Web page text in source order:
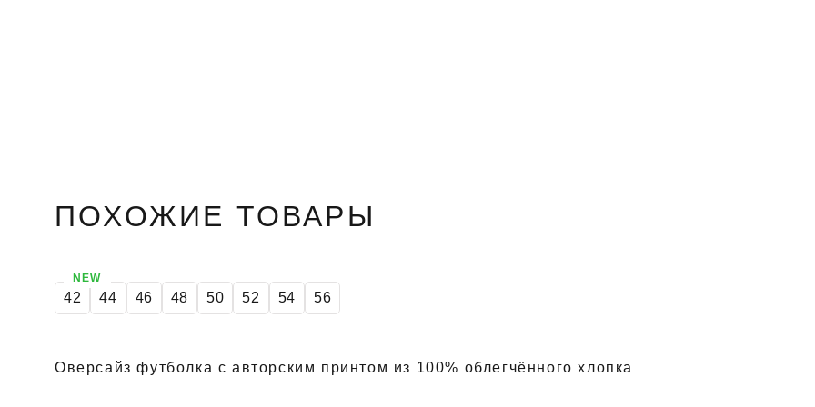
ПОХОЖИЕ ТОВАРЫ
42 44 46 48 50 52 54 56
Оверсайз футболка с авторским принтом из 100% облегчённого хлопка
NEW